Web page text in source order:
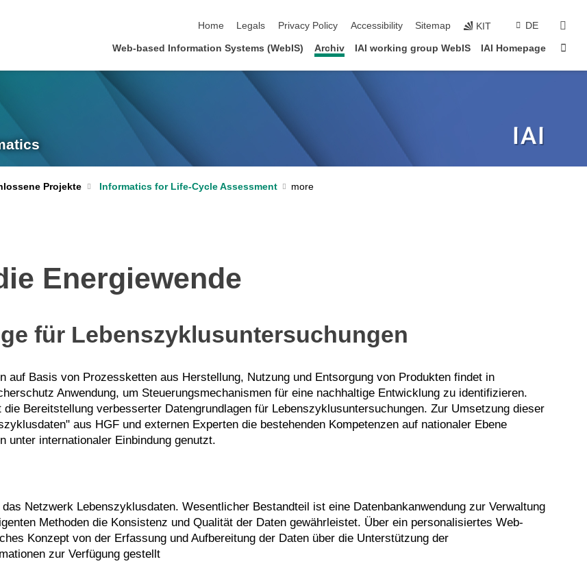
Home
Legals Privacy Policy Accessibility Sitemap KIT DE
Web-based Information Systems (WebIS) Archiv IAI working group WebIS IAI Homepage
Projekte Informatics for Life-Cycle Assessment
Energiewende
für Lebenszyklusuntersuchungen
auf Basis von Prozessketten aus Herstellung, Nutzung und Entsorgung von Produkten findet in
Anwendung, um Steuerungsmechanismen für eine nachhaltige Entwicklung zu identifizieren.
Bereitstellung verbesserter Datengrundlagen für Lebenszyklusuntersuchungen. Zur Umsetzung dieser
aus HGF und externen Experten die bestehenden Kompetenzen auf nationaler Ebene
unter internationaler Einbindung genutzt.
Netzwerk Lebenszyklusdaten. Wesentlicher Bestandteil ist eine Datenbankanwendung zur Verwaltung
Methoden die Konsistenz und Qualität der Daten gewährleistet. Über ein personalisiertes Web-
Konzept von der Erfassung und Aufbereitung der Daten über die Unterstützung der
zur Verfügung gestellt